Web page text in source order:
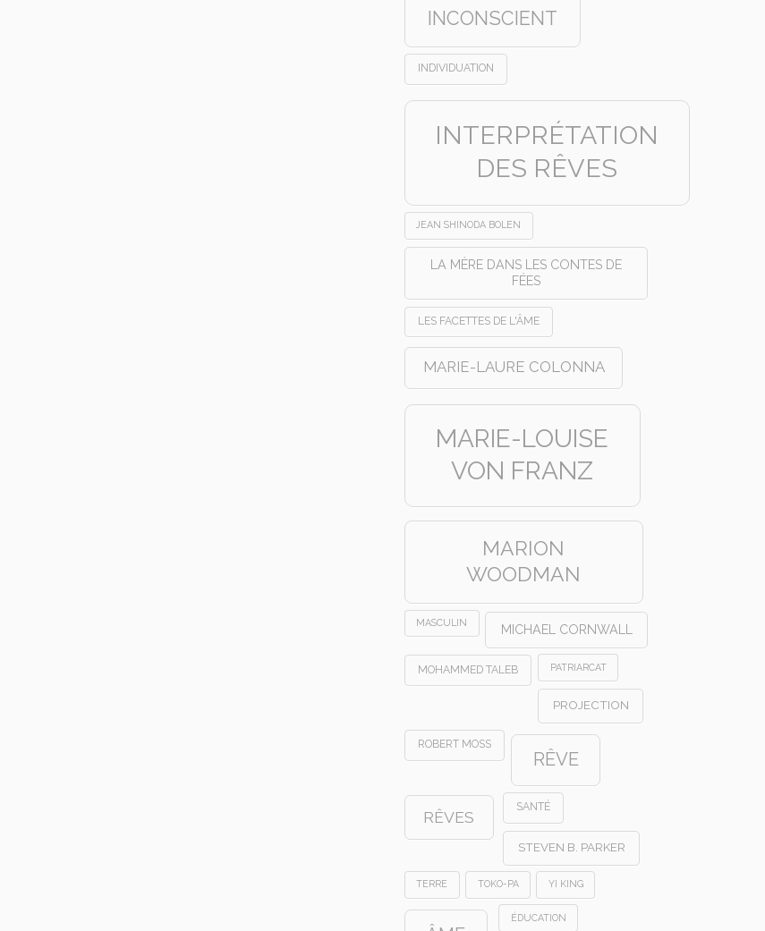
INCONSCIENT
INDIVIDUATION
INTERPRÉTATION
DES RÊVES
JEAN SHINODA BOLEN
LA MÈRE DANS LES CONTES DE
FÉES
LES FACETTES DE L'ÂME
MARIE-LAURE COLONNA
MARIE-LOUISE
VON FRANZ
MARION
WOODMAN
MASCULIN MICHAEL CORNWALL
MOHAMMED TALEB PATRIARCAT
PROJECTION
ROBERT MOSS
RÊVE
RÊVES
SANTÉ
STEVEN B. PARKER
TERRE TOKO-PA YI KING
ÉDUCATION